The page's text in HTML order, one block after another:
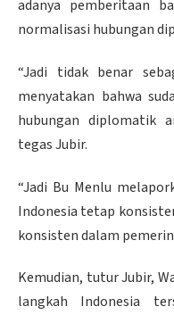
adanya pemberitaan
normalisasi hubungan
“Jadi tidak benar
menyatakan bahwa
hubungan diplomatik
tegas Jubir.
“Jadi Bu Menlu
Indonesia tetap
konsisten dalam
Kemudian, tutur Jubir,
langkah Indonesia